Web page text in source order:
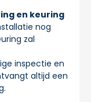
en keuring
nog
zal
inspectie en
altijd een